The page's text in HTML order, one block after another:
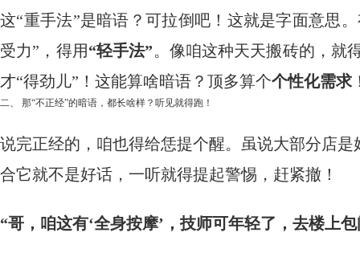
这“重手法”是暗语？可拉倒吧！这就是字面意思
受力”，得用“轻手法”。像咱这种天天搬砖的，就
才“得劲儿”！这能算啥暗语？顶多算个个性化需求
二、 那“不正经”的暗语，都长啥样？听见就得跑！
说完正经的，咱也得给恁提个醒。虽说大部分店是
合它就不是好话，一听就得提起警惕，赶紧撤！
“哥，咱这有‘全身按摩’，技师可年轻了，去楼上